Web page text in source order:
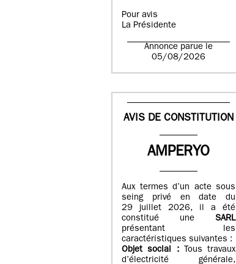
Pour avis
La Présidente
Annonce parue le
05/08/2026
AVIS DE CONSTITUTION
AMPERYO
Aux termes d’un acte sous
seing privé en date du
29 juillet 2026, il a été
constitué une SARL
présentant les
caractéristiques suivantes :
Objet social :
Tous travaux
d’électricité générale,